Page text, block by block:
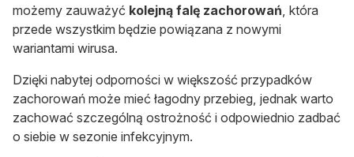
możemy zauważyć kolejną falę zachorowań , która
przede wszystkim będzie powiązana z nowymi
wariantami wirusa.
Dzięki nabytej odporności w większość przypadków
zachorowań może mieć łagodny przebieg, jednak warto
zachować szczególną ostrożność i odpowiednio zadbać
o siebie w sezonie infekcyjnym.